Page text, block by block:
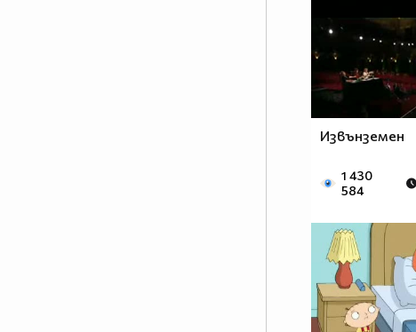
Извънземен
1 430
584